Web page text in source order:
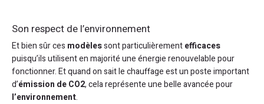
Son respect de l’environnement
Et bien sûr ces modèlessont particulièrementefficaces
puisqu’ils utilisent en majorité une énergie renouvelable pour
fonctionner. Et quand on sait le chauffage est un poste important
d’émission de CO2, cela représente une belle avancée pour
l’environnement.